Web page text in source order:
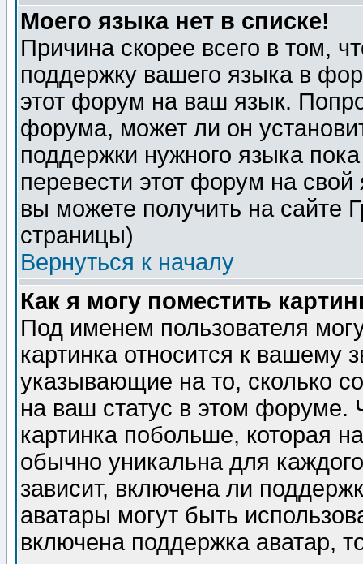
Моего языка нет в списке!
Причина скорее всего в том,
поддержку вашего языка в
этот форум на ваш язык.
форума, может ли он
поддержки нужного языка
перевести этот форум на
вы можете получить на сайте
страницы)
Вернуться к началу
Как я могу поместить
Под именем пользователя
картинка относится к вашему
указывающие на то, сколько
на ваш статус в этом форуме.
картинка побольше, которая
обычно уникальна для
зависит, включена ли
аватары могут быть
включена поддержка аватар,